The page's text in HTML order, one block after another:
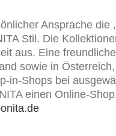
Ansprache die
Stil. Die
aus. Eine
sowie in
in-Shops bei
einen Online-